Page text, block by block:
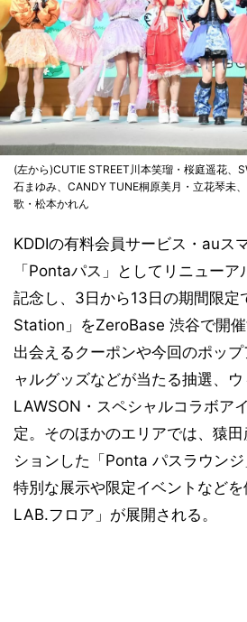
(左から)CUTIE STREET川本笑瑠・桜庭遥花、
石まゆみ、CANDY TUNE桐原美月・立花琴未
歌・松本かれん
KDDIの有料会員サービス・auス
「Pontaパス」としてリニュー
記念し、3日から13日の期間限定
Station」をZeroBase 渋谷で開
出会えるクーポンや今回のポッ
ャルグッズなどが当たる抽選、
LAWSON・スペシャルコラボア
定。そのほかのエリアでは、猿
ションした「Ponta パスラウン
特別な展示や限定イベントなど
LAB.フロア」が展開される。